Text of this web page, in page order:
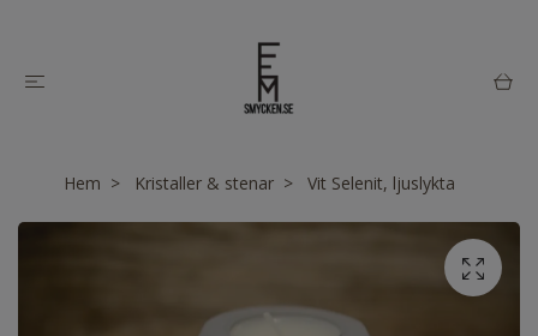
Hem Kristaller & stenar Vit Selenit, ljuslykta